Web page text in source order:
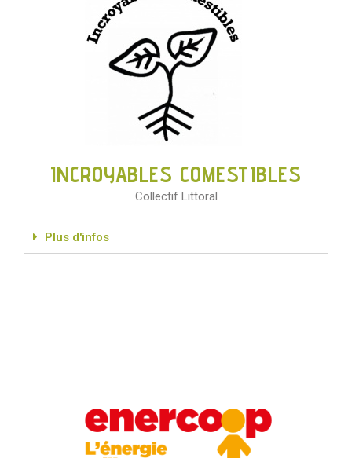
INCROYABLES COMESTIBLES
Collectif Littoral
Plus d'infos